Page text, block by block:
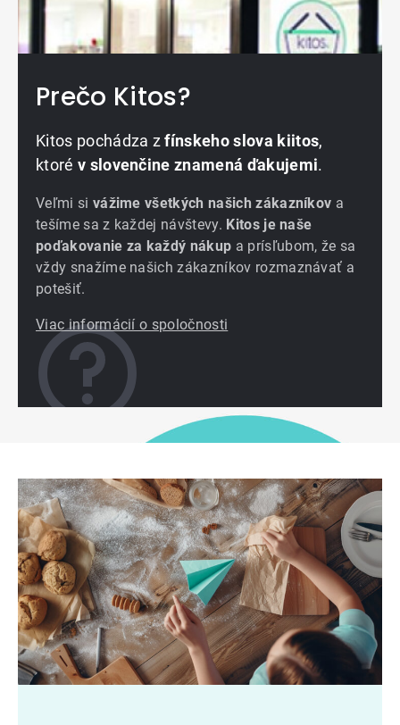
Prečo Kitos?
Kitos pochádza zfínskeho slova kiitos,
ktoré v slovenčine znamená ďakujemi.
Veľmi si vážime všetkých našich zákazníkov a
tešíme sa z každej návštevy. Kitos je naše
poďakovanie za každý nákup a prísľubom, že sa
vždy snažíme našich zákazníkov rozmaznávať a
potešiť.
Viac informácií o spoločnosti